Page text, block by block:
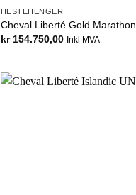
HESTEHENGER
Cheval Liberté Gold Marathon
kr154.750,00 Inkl MVA